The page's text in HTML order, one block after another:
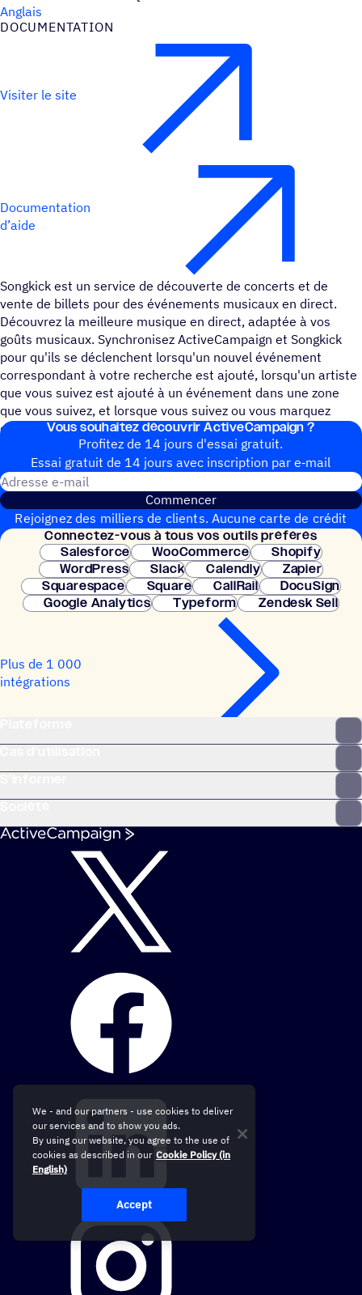
Anglais
DOCU­MEN­TA­TION
Visiter le site
Documentation
d’aide
Songkick est un service de découverte de concerts et de
vente de billets pour des événements musicaux en direct.
Découvrez la meilleure musique en direct, adaptée à vos
goûts musicaux. Synchronisez ActiveCampaign et Songkick
pour qu'ils se déclenchent lorsqu'un nouvel événement
correspondant à votre recherche est ajouté, lorsqu'un artiste
que vous suivez est ajouté à un événement dans une zone
que vous suivez, et lorsque vous suivez ou vous marquez
comme "Je vais" à un événement.
Vous souhai­tez découvrir ActiveCampaign ?
Profitez de 14 jours d'essai gratuit.
Essai gratuit de 14 jours avec inscrip­tion par e‑mail
Commencer
Rejoignez des milliers de clients. Aucune carte de crédit
nécessaire. Configuration instantanée.
Connec­tez-vous à tous vos outils préférés
Salesforce
WooCommerce
Shopify
WordPress
Slack Calendly
Zapier
Squarespace
Square CallRail
DocuSign
Google Analytics
Typeform Zendesk Sell
Plus de 1 000
intégrations
We - and our partners - use cookies to deliver
our services and to show you ads.
By using our website, you agree to the use of
cookies as described in our Cookie Policy (in
English)
Accept